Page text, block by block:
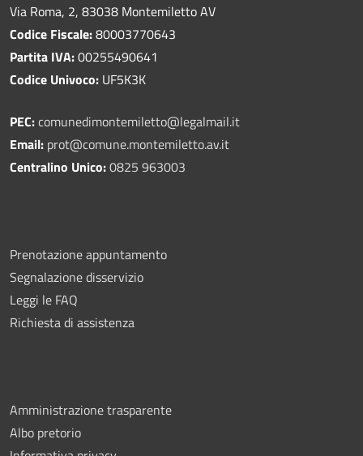
Via Roma, 2, 83038 Montemiletto AV
Codice Fiscale:80003770643
Partita IVA:00255490641
Codice Univoco: UF5K3K
PEC:comunedimontemiletto@legalmail.it
Email: prot@comune.montemiletto.av.it
Centralino Unico:0825 963003
Prenotazione appuntamento
Segnalazione disservizio
Leggi le FAQ
Richiesta di assistenza
Amministrazione trasparente
Albo pretorio